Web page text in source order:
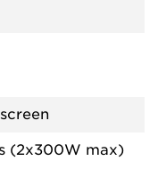
(2x300W max)